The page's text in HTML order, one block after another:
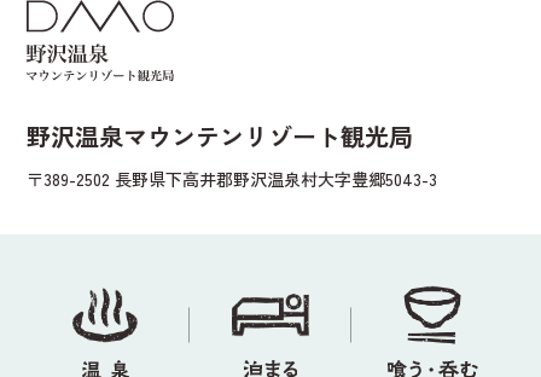
野沢温泉マウンテンリゾート観光局
〒389-2502 長野県下高井郡野沢温泉村大字豊郷5043-3